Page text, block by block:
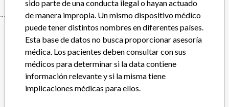
Manufacturer
BECKMAN COULTER CANADA L.P.
Dirección del fabricante
sido parte de una conducta ilegal o hayan actuado
de manera impropia. Un mismo dispositivo médico
puede tener distintos nombres en diferentes países.
Esta base de datos no busca proporcionar asesoría
médica. Los pacientes deben consultar con sus
médicos para determinar si la data contiene
información relevante y si la misma tiene
implicaciones médicas para ellos.